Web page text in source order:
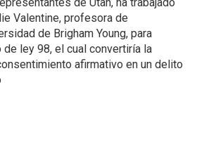
Valentine, profesora de
de Brigham Young, para
ley 98, el cual convertiría la
afirmativo en un delito